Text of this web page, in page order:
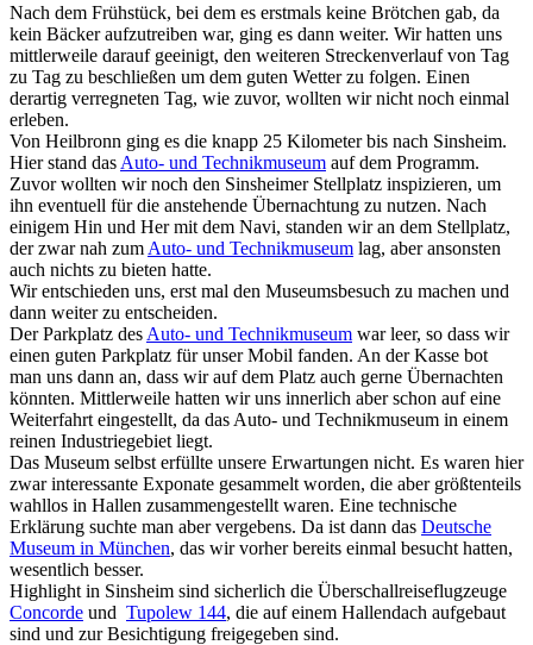
Nach dem Frühstück, bei dem es erstmals keine Brötchen gab, da
kein Bäcker aufzutreiben war, ging es dann weiter. Wir hatten uns
mittlerweile darauf geeinigt, den weiteren Streckenverlauf von Tag
zu Tag zu beschließen um dem guten Wetter zu folgen. Einen
derartig verregneten Tag, wie zuvor, wollten wir nicht noch einmal
erleben.
Von Heilbronn ging es die knapp 25 Kilometer bis nach Sinsheim.
Hier stand das Auto- und Technikmuseum auf dem Programm.
Zuvor wollten wir noch den Sinsheimer Stellplatz inspizieren, um
ihn eventuell für die anstehende Übernachtung zu nutzen. Nach
einigem Hin und Her mit dem Navi, standen wir an dem Stellplatz,
der zwar nah zum Auto- und Technikmuseum lag, aber ansonsten
auch nichts zu bieten hatte.
Wir entschieden uns, erst mal den Museumsbesuch zu machen und
dann weiter zu entscheiden.
Der Parkplatz des Auto- und Technikmuseum war leer, so dass wir
einen guten Parkplatz für unser Mobil fanden. An der Kasse bot
man uns dann an, dass wir auf dem Platz auch gerne Übernachten
könnten. Mittlerweile hatten wir uns innerlich aber schon auf eine
Weiterfahrt eingestellt, da das Auto- und Technikmuseum in einem
reinen Industriegebiet liegt.
Das Museum selbst erfüllte unsere Erwartungen nicht. Es waren hier
zwar interessante Exponate gesammelt worden, die aber größtenteils
wahllos in Hallen zusammengestellt waren. Eine technische
Erklärung suchte man aber vergebens. Da ist dann das Deutsche
Museum in München, das wir vorher bereits einmal besucht hatten,
wesentlich besser.
Highlight in Sinsheim sind sicherlich die Überschallreiseflugzeuge
Concorde und Tupolew 144, die auf einem Hallendach aufgebaut
sind und zur Besichtigung freigegeben sind.